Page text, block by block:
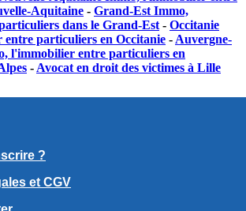
Aquitaine - Grand-Est Immo,
dans le Grand-Est - Occitanie
particuliers en Occitanie - Auvergne-
l'immobilier entre particuliers en
- Avocat en droit des victimes à Lille
?
et CGV